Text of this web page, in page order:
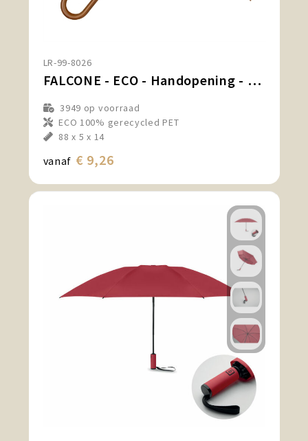
LR-99-8026
FALCONE - ECO - Handopening - Windproof - 102 cm
3949 op voorraad
ECO 100% gerecycled PET
88 x 5 x 14
vanaf € 9,26